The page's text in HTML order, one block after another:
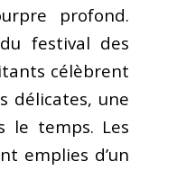
profond.
festival des
célèbrent
délicates, une
le temps. Les
emplies d’un